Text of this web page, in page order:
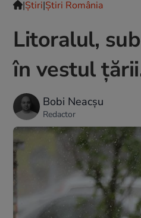
|Ştiri|Știri România
Litoralul,
în vestul
Bobi Neacșu
Redactor